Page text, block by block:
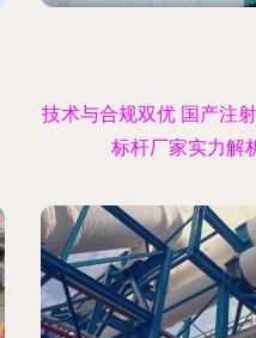
技术与合规双优 国产注
标杆厂家实力解